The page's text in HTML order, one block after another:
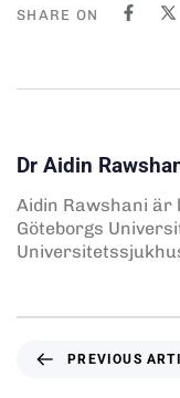
SHARE ON
Dr Aidin
Aidin Rawshani är
Göteborgs
PREVIOUS